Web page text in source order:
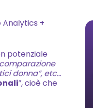
+
potenziale
donna”, etc…
”, cioè che
di vedere contenuti e
Google Signals
(in maniera
sui dispositivi dove usi